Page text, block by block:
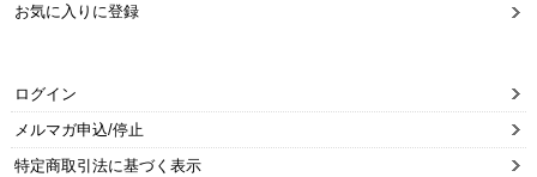
お気に入りに登録
ログイン
メルマガ申込/停止
特定商取引法に基づく表示